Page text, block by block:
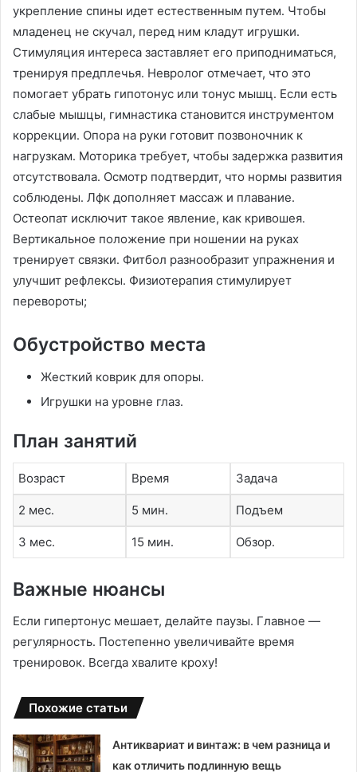
укрепление спины идет естественным путем․ Чтобы
младенец не скучал, перед ним кладут игрушки․
Стимуляция интереса заставляет его приподниматься,
тренируя предплечья․ Невролог отмечает, что это
помогает убрать гипотонус или тонус мышц․ Если есть
слабые мышцы, гимнастика становится инструментом
коррекции․ Опора на руки готовит позвоночник к
нагрузкам․ Моторика требует, чтобы задержка развития
отсутствовала․ Осмотр подтвердит, что нормы развития
соблюдены․ Лфк дополняет массаж и плавание․
Остеопат исключит такое явление, как кривошея․
Вертикальное положение при ношении на руках
тренирует связки․ Фитбол разнообразит упражнения и
улучшит рефлексы․ Физиотерапия стимулирует
перевороты;
Обустройство места
Жесткий коврик для опоры․
Игрушки на уровне глаз․
План занятий
Возраст Время Задача
2 мес․ 5 мин․ Подъем
3 мес․ 15 мин․ Обзор․
Важные нюансы
Если гипертонус мешает, делайте паузы․ Главное —
регулярность․ Постепенно увеличивайте время
тренировок․ Всегда хвалите кроху!
Похожие статьи
Антиквариат и винтаж: в чем разница и
как отличить подлинную вещь